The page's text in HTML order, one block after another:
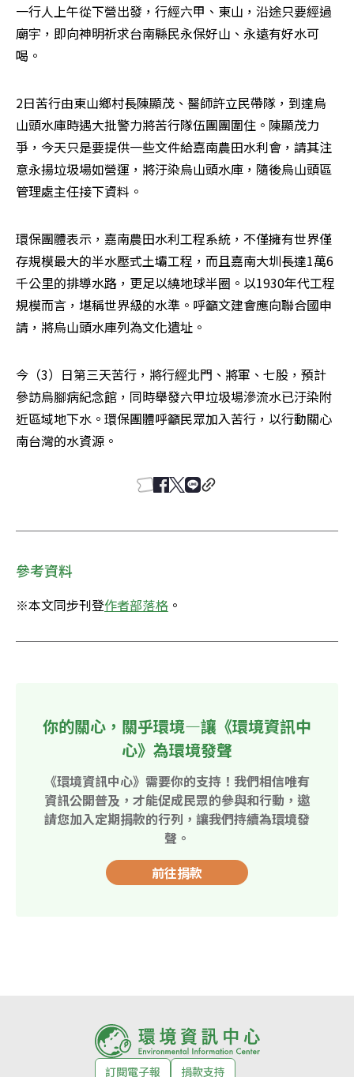
一行人上午從下營出發，行經六甲、東山，沿途只要經過
廟宇，即向神明祈求台南縣民永保好山、永遠有好水可
喝。
2日苦行由東山鄉村長陳顯茂、醫師許立民帶隊，到達烏
山頭水庫時遇大批警力將苦行隊伍團團圍住。陳顯茂力
爭，今天只是要提供一些文件給嘉南農田水利會，請其注
意永揚垃圾場如營運，將汙染烏山頭水庫，隨後烏山頭區
管理處主任接下資料。
環保團體表示，嘉南農田水利工程系統，不僅擁有世界僅
存規模最大的半水壓式土壩工程，而且嘉南大圳長達1萬6
千公里的排導水路，更足以繞地球半圈。以1930年代工程
規模而言，堪稱世界級的水準。呼籲文建會應向聯合國申
請，將烏山頭水庫列為文化遺址。
今（3）日第三天苦行，將行經北門、將軍、七股，預計
參訪烏腳病紀念館，同時舉發六甲垃圾場滲流水已汙染附
近區域地下水。環保團體呼籲民眾加入苦行，以行動關心
南台灣的水資源。
參考資料
※本文同步刊登作者部落格。
你的關心，關乎環境—讓《環境資訊中
心》為環境發聲
《環境資訊中心》需要你的支持！我們相信唯有
資訊公開普及，才能促成民眾的參與和行動，邀
請您加入定期捐款的行列，讓我們持續為環境發
聲。
前往捐款
訂閱電子報 捐款支持